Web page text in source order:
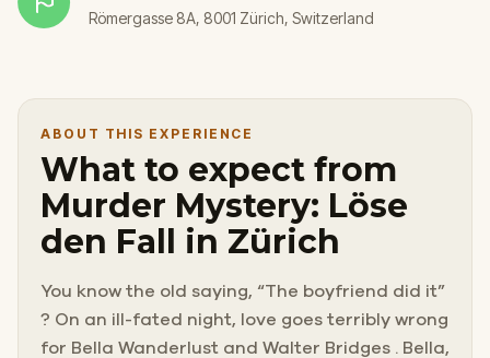
Römergasse 8A, 8001 Zürich, Switzerland
ABOUT THIS EXPERIENCE
What to expect from
Murder Mystery: Löse
den Fall in Zürich
You know the old saying, “The boyfriend did it”
? On an ill-fated night, love goes terribly wrong
for Bella Wanderlust and Walter Bridges . Bella,